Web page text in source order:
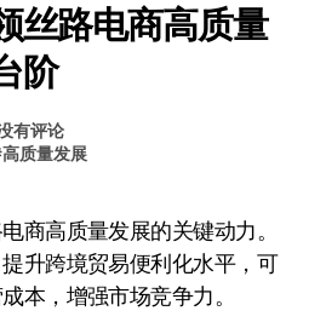
丝路电商高质量
阶
有评论
高质量发展
升跨境贸易便利化水平，可
本，增强市场竞争力。